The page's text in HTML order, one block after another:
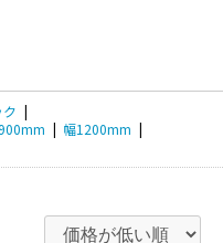
|
| 幅1200mm |